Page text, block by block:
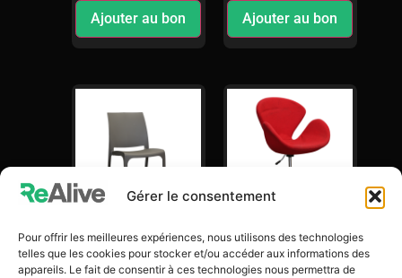
Gérer le consentement
Pour offrir les meilleures expériences, nous utilisons des technologies
telles que les cookies pour stocker et/ou accéder aux informations des
appareils. Le fait de consentir à ces technologies nous permettra de
Ajouter au bon Ajouter au bon
Chaise Classik
grise
Fauteuil
Orlando rouge